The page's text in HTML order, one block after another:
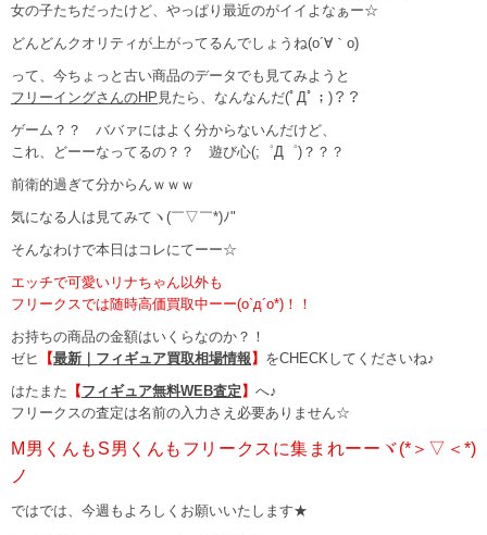
女の子たちだったけど、やっぱり最近のがイイよなぁー☆
どんどんクオリティが上がってるんでしょうね(o´∀｀o)
って、今ちょっと古い商品のデータでも見てみようと
フリーイングさんのHP 見たら、なんなんだ(ﾟДﾟ；)？？
ゲーム？？ ババァにはよく分からないんだけど、
これ、どーーなってるの？？ 遊び心(;゜Д゜)？？？
前衛的過ぎて分からんｗｗｗ
気になる人は見てみてヽ(￣▽￣*)ﾉ"
そんなわけで本日はコレにてーー☆
エッチで可愛いリナちゃん以外も
フリークスでは随時高価買取中ーー(o`д´o*)！！
お持ちの商品の金額はいくらなのか？！
ゼヒ
【最新｜フィギュア買取相場情報 】 をCHECKしてくださいね♪
はたまた 【フィギュア無料WEB査定 】 へ♪
フリークスの査定は名前の入力さえ必要ありません☆
M男くんもS男くんもフリークスに集まれーーヾ(*＞▽＜*)
ノ
ではでは、今週もよろしくお願いいたします★